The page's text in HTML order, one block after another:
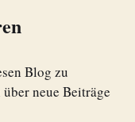
Blog zu
neue Beiträge